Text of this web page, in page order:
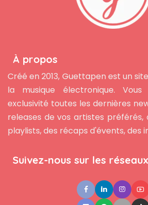
À propos
Créé en 2013, Guettapen est un
la musique électronique.
exclusivité toutes les dernières
releases de vos artistes préférés,
playlists, des récaps d'évents, des
Suivez-nous sur les